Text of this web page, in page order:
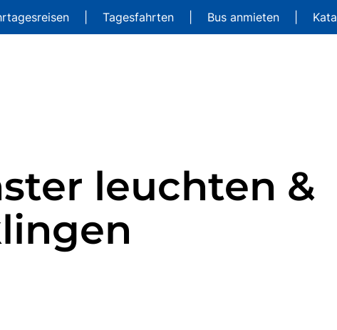
Tagesfahrten Bus anmieten
leuchten &